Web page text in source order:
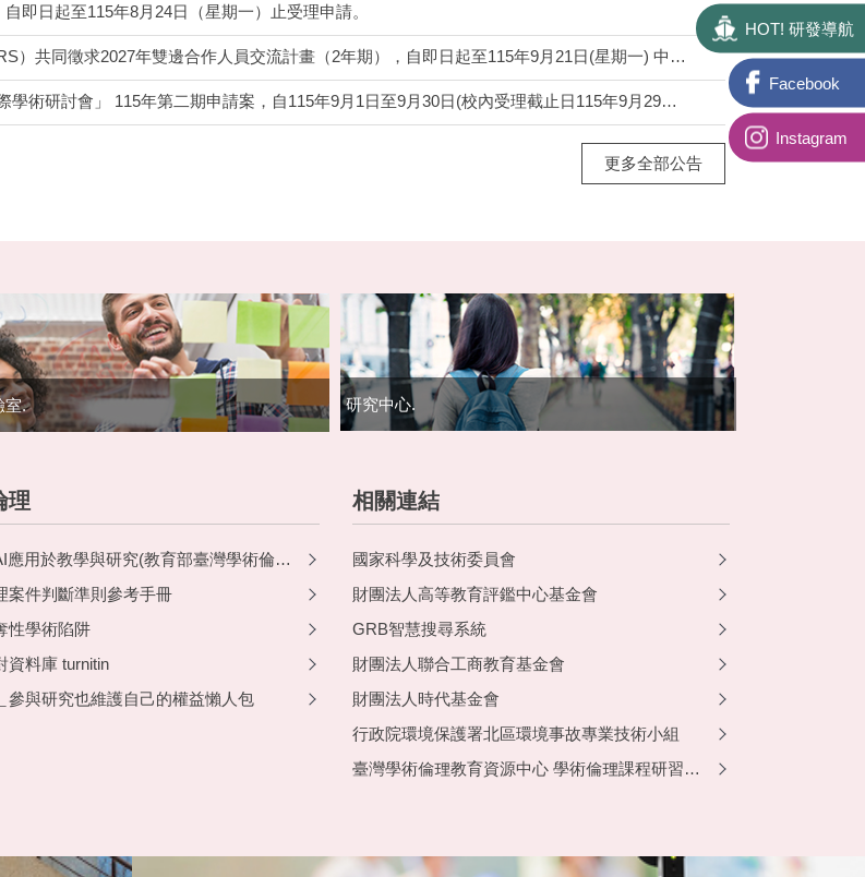
HOT! 研發導航
Facebook
Instagram
即日起至115年8月24日（星期一）止受理申請。
徵求2027年雙邊合作人員交流計畫（2年期），自即日起至115年9月21日(星期一) 中午12時前受理申請。
年第二期申請案，自115年9月1日至9月30日(校內受理截止日115年9月29日中午12時前)開放線上申請，逾期不予受理。
更多全部公告
室. 研究中心.
理
於教學與研究(教育部臺灣學術倫理教育資源中心)
案件判斷準則參考手冊
性學術陷阱
資料庫 turnitin
參與研究也維護自己的權益懶人包
相關連結
國家科學及技術委員會
財團法人高等教育評鑑中心基金會
GRB智慧搜尋系統
財團法人聯合工商教育基金會
財團法人時代基金會
行政院環境保護署北區環境事故專業技術小組
臺灣學術倫理教育資源中心 學術倫理課程研習流程